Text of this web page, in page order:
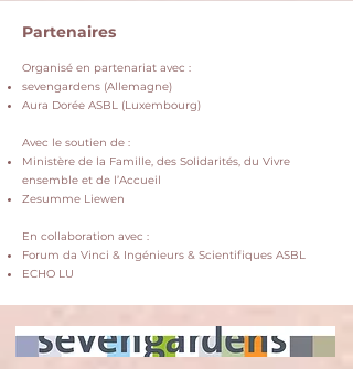
Partenaires
Organisé en partenariat avec :
sevengardens (Allemagne)
Aura Dorée ASBL (Luxembourg)
Avec le soutien de :
Ministère de la Famille, des Solidarités, du Vivre
ensemble et de l’Accueil
Zesumme Liewen
En collaboration avec :
Forum da Vinci & Ingénieurs & Scientifiques ASBL
ECHO LU